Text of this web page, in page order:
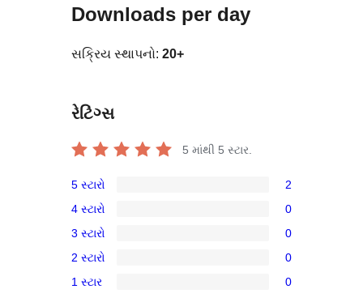
Downloads per day
સક્રિય સ્થાપનો: 20+
રેટિંગ્સ
5 માંથી 5 સ્ટાર.
5-
સ્ટાર
સમીક્ષાઓ
5 સ્ટારો 2
4-
સ્ટાર
સમીક્ષાઓ
4 સ્ટારો 0
3-
સ્ટાર
3 સ્ટારો 0
2-
2 સ્ટારો 0
1 સ્ટાર 0